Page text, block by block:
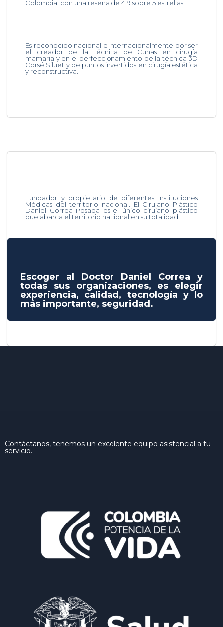
Colombia, con una reseña de 4.9 sobre 5 estrellas.
Es reconocido nacional e internacionalmente por ser
el creador de la Técnica de Cuñas en cirugía
mamaria y en el perfeccionamiento de la técnica 3D
Corsé Siluet y de puntos invertidos en cirugía estética
y reconstructiva.
Fundador y propietario de diferentes Instituciones
Médicas del territorio nacional. El Cirujano Plástico
Daniel Correa Posada es el único cirujano plástico
que abarca el territorio nacional en su totalidad
Escoger al Doctor Daniel Correa y
todas sus organizaciones, es elegir
experiencia, calidad, tecnología y lo
más importante, seguridad.
Contáctanos, tenemos un excelente equipo asistencial a tu
servicio.